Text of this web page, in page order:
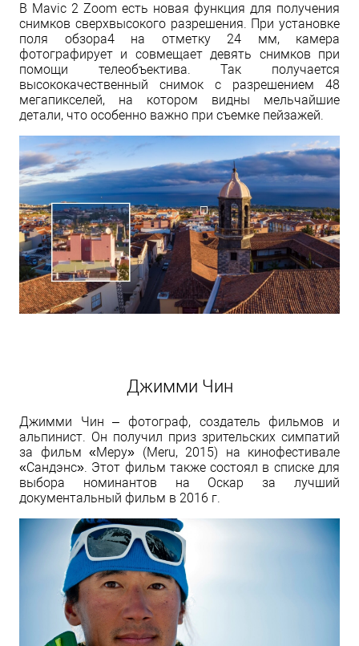
В Mavic 2 Zoom есть новая функция для получения
снимков сверхвысокого разрешения. При установке
поля обзора4 на отметку 24 мм, камера
фотографирует и совмещает девять снимков при
помощи телеобъектива. Так получается
высококачественный снимок с разрешением 48
мегапикселей, на котором видны мельчайшие
детали, что особенно важно при съемке пейзажей.
Джимми Чин
Джимми Чин – фотограф, создатель фильмов и
альпинист. Он получил приз зрительских симпатий
за фильм «Меру» (Meru, 2015) на кинофестивале
«Сандэнс». Этот фильм также состоял в списке для
выбора номинантов на Оскар за лучший
документальный фильм в 2016 г.